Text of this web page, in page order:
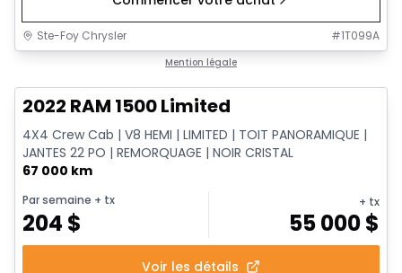
Ste-Foy Chrysler #1T099A
Mention légale
2022 RAM 1500 Limited
4X4 Crew Cab | V8 HEMI | LIMITED | TOIT PANORAMIQUE |
JANTES 22 PO | REMORQUAGE | NOIR CRISTAL
67 000 km
Par semaine + tx
204 $
+ tx
55 000$
Voir les détails